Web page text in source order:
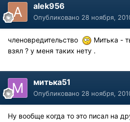
alek956
Опубликовано 28 ноября,
членовредительство
Митька -
взял ? у меня таких нету .
митька51
Опубликовано 28 ноября,
Ну вообще когда то это писал на